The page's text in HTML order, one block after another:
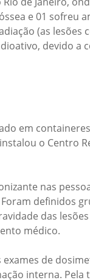
e 01
(as lesões
devido a
em
o Centro
nas
das
médico.
de
interna.